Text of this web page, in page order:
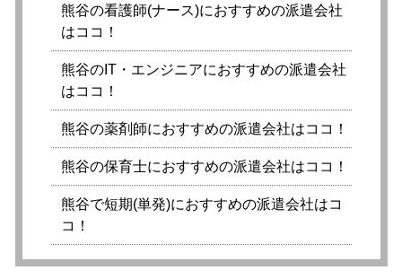
熊谷の看護師(ナース)におすすめの派遣会社
はココ！
熊谷のIT・エンジニアにおすすめの派遣会社
はココ！
熊谷の薬剤師におすすめの派遣会社はココ！
熊谷の保育士におすすめの派遣会社はココ！
熊谷で短期(単発)におすすめの派遣会社はコ
コ！